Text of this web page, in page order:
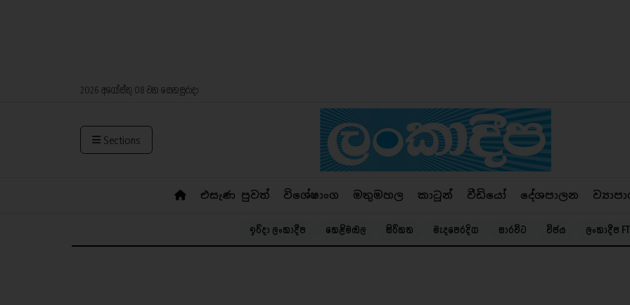
2026 අගෝස්තු 08 වන සෙනසුරාදා
Sections
එසැණ පුවත් විශේෂාංග මතුමහල කාටූන් වීඩියෝ දේශපාලන
ඉරිදා ලංකාදීප කෙළිමඬල සිරිකත මැදපෙරදිග සාරවිට විජය ලංකාදීප FT